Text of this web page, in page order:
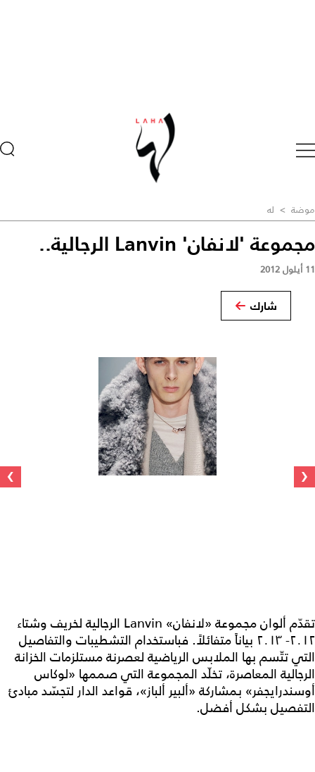
موضة > له
مجموعة 'لانفان' Lanvin الرجالية..
11 أيلول 2012
شارك
‹
›
تقدّم ألوان مجموعة «لانفان» Lanvin الرجالية لخريف وشتاء
٢٠١٢- ٢٠١٣ بياناً متفائلاً. فباستخدام التشطيبات والتفاصيل
التي تتّسم بها الملابس الرياضية لعصرنة مستلزمات الخزانة
الرجالية المعاصرة، تخلّد المجموعة التي صممها «لوكاس
أوسندرايجفر» بمشاركة «ألبير ألباز»، قواعد الدار لتجسّد مبادئ
التفصيل بشكل أفضل.